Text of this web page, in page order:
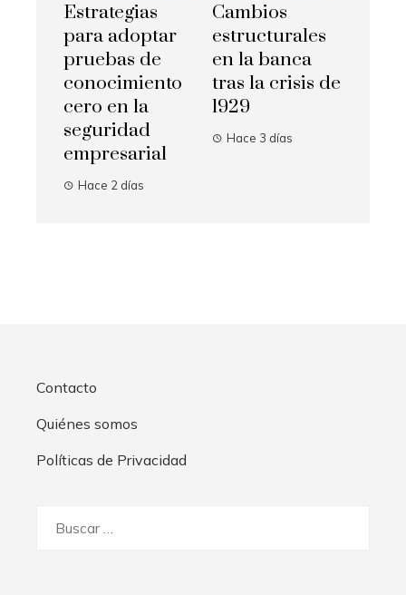
Estrategias
para adoptar
pruebas de
conocimiento
cero en la
seguridad
empresarial
Hace 2 días
Cambios
estructurales
en la banca
tras la crisis de
1929
Hace 3 días
Contacto
Quiénes somos
Políticas de Privacidad